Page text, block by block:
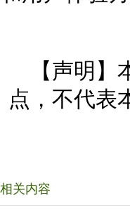
【声明
点，不代表
相关内容